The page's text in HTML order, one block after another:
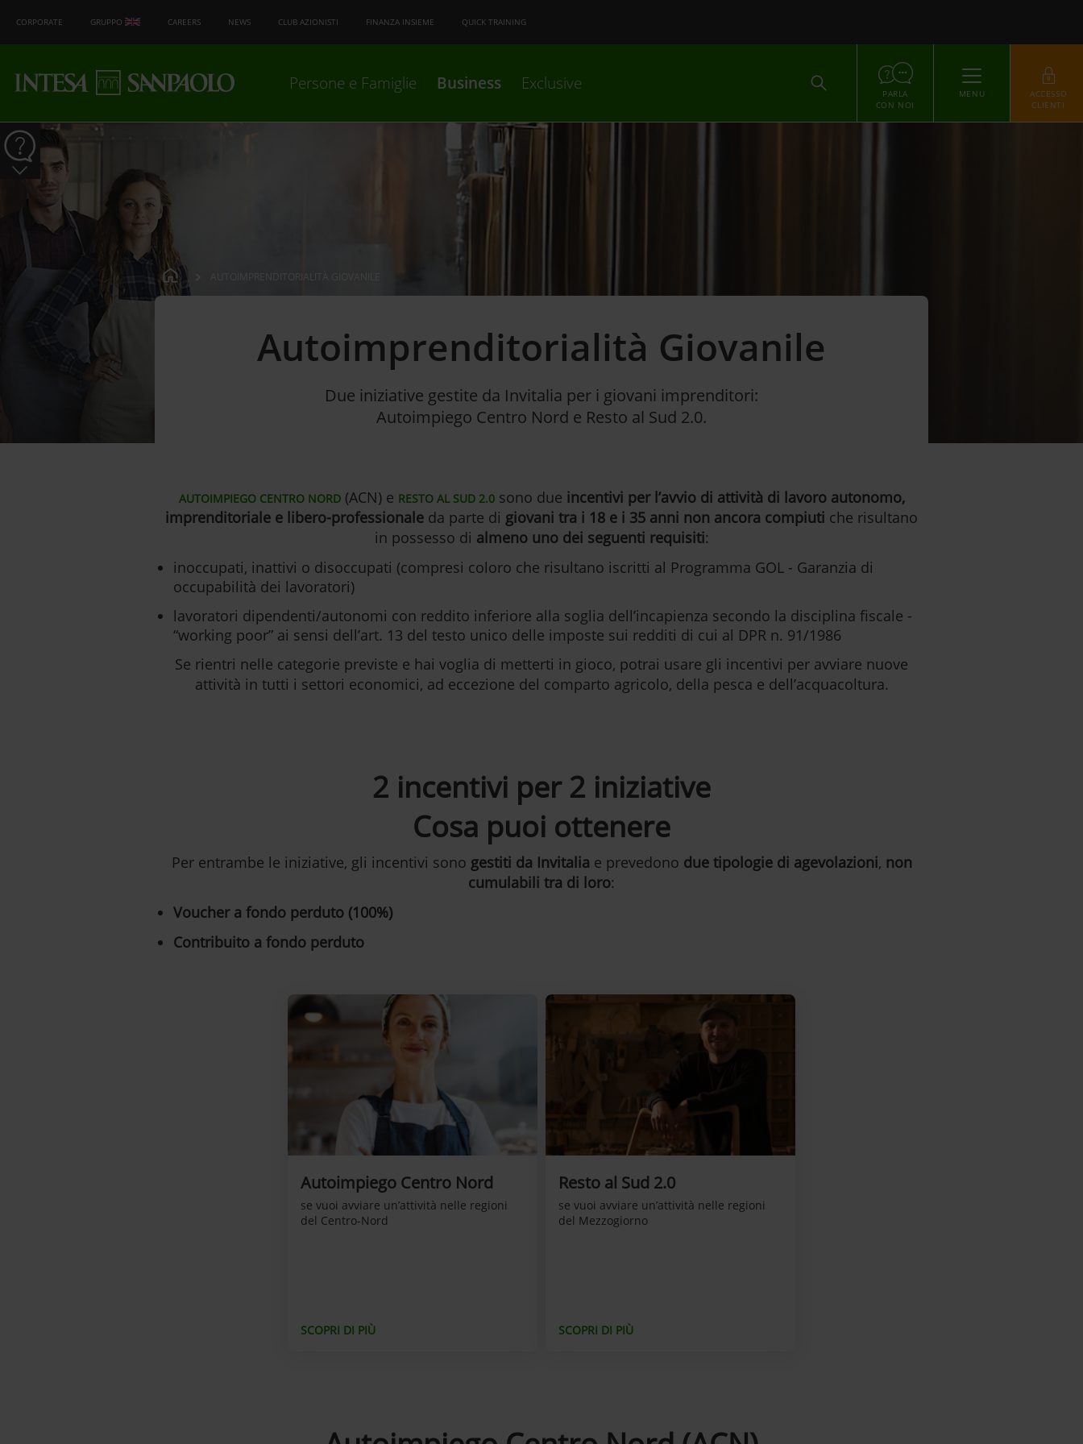
CORPORATE GRUPPO CAREERS NEWS CLUB AZIONISTI FINANZA INSIEME QUICK TRAINING
Persone e Famiglie Business Exclusive ACCEDI
PARLA
CON NOI
MENU
ACCESSO
CLIENTI
AUTOIMPRENDITORIALITÀ GIOVANILE
Autoimprenditorialità Giovanile
Due iniziative gestite da Invitalia per i giovani imprenditori:
Autoimpiego Centro Nord e Resto al Sud 2.0.
AUTOIMPIEGO CENTRO NORD(ACN) e RESTO AL SUD 2.0sono due incentivi per l’avvio di attività di lavoro autonomo,
imprenditoriale e libero-professionale da parte di giovani tra i 18 e i 35 anni non ancora compiuti che risultano
in possesso di almeno uno dei seguenti requisiti:
inoccupati, inattivi o disoccupati (compresi coloro che risultano iscritti al Programma GOL - Garanzia di
occupabilità dei lavoratori)
lavoratori dipendenti/autonomi con reddito inferiore alla soglia dell’incapienza secondo la disciplina fiscale -
“working poor” ai sensi dell’art. 13 del testo unico delle imposte sui redditi di cui al DPR n. 91/1986
Se rientri nelle categorie previste e hai voglia di metterti in gioco, potrai usare gli incentivi per avviare nuove
attività in tutti i settori economici, ad eccezione del comparto agricolo, della pesca e dell’acquacoltura.
2 incentivi per 2 iniziative
Cosa puoi ottenere
Per entrambe le iniziative, gli incentivi sono gestiti da Invitalia e prevedono due tipologie di agevolazioni, non
cumulabili tra di loro:
Voucher a fondo perduto (100%)
Contribuito a fondo perduto
Autoimpiego Centro Nord
se vuoi avviare un’attività nelle regioni
del Centro-Nord
SCOPRI DI PIÙ
Resto al Sud 2.0
se vuoi avviare un’attività nelle regioni
del Mezzogiorno
SCOPRI DI PIÙ